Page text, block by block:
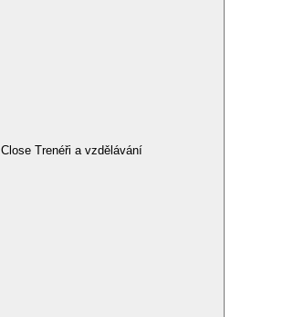
Close Trenéři a vzdělávání